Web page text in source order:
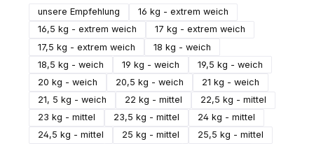
unsere Empfehlung
16 kg - extrem weich
16,5 kg - extrem weich
17 kg - extrem weich
17,5 kg - extrem weich
18 kg - weich
18,5 kg - weich
19 kg - weich
19,5 kg - weich
20 kg - weich
20,5 kg - weich
21 kg - weich
21, 5 kg - weich
22 kg - mittel
22,5 kg - mittel
23 kg - mittel
23,5 kg - mittel
24 kg - mittel
24,5 kg - mittel
25 kg - mittel
25,5 kg - mittel